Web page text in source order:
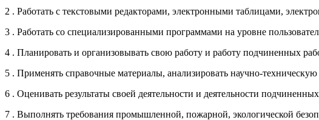
2 . Работать с текстовыми редакторами, электронными таблицами,
3 . Работать со специализированными программами на уровне
4 . Планировать и организовывать свою работу и работу подчиненных
5 . Применять справочные материалы, анализировать научно-
6 . Оценивать результаты своей деятельности и деятельности подчиненных
7 . Выполнять требования промышленной, пожарной, экологической